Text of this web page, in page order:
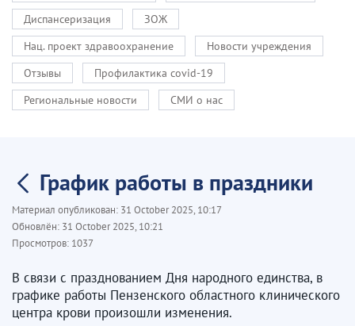
Диспансеризация
ЗОЖ
Нац. проект здравоохранение
Новости учреждения
Отзывы
Профилактика covid-19
Региональные новости
СМИ о нас
График работы в праздники
Материал опубликован: 31 October 2025, 10:17
Обновлён: 31 October 2025, 10:21
Просмотров: 1037
В связи с празднованием Дня народного единства, в
графике работы Пензенского областного клинического
центра крови произошли изменения.